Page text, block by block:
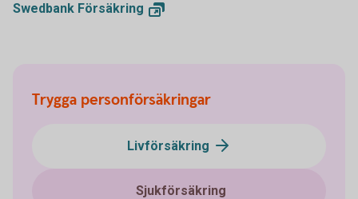
Swedbank Försäkring
Trygga personförsäkringar
Livförsäkring
Sjukförsäkring